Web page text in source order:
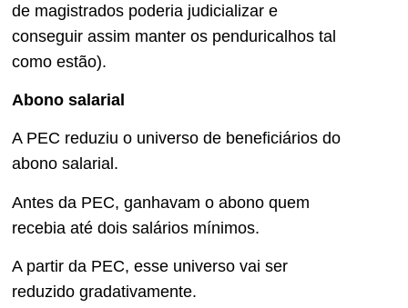
de magistrados poderia judicializar e
conseguir assim manter os penduricalhos tal
como estão).
Abono salarial
A PEC reduziu o universo de beneficiários do
abono salarial.
Antes da PEC, ganhavam o abono quem
recebia até dois salários mínimos.
A partir da PEC, esse universo vai ser
reduzido gradativamente.